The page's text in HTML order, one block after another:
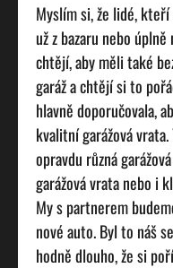
Myslím si, že lidé,
už z bazaru nebo
chtějí, aby měli také
garáž a chtějí si to
hlavně doporučovala,
kvalitní garážová
opravdu různá
garážová vrata nebo i
My s partnerem
nové auto. Byl to náš
hodně dlouho, že si